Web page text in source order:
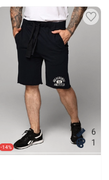
-14%
6
1